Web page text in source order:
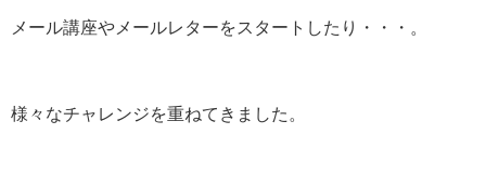
メール講座やメールレターをスタートしたり・・・。
様々なチャレンジを重ねてきました。